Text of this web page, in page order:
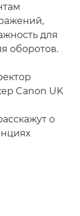
для
оборотов.
Canon UK
о